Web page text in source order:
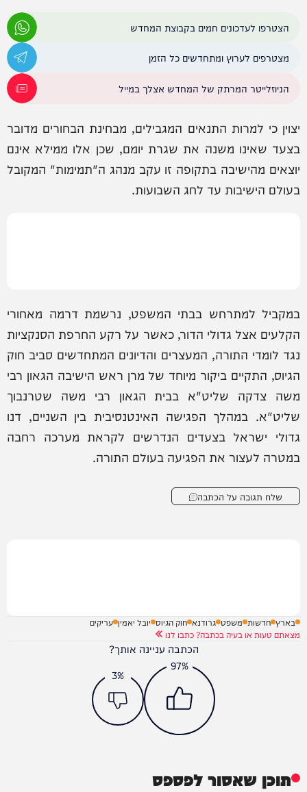
הצטרפו לעדכונים חמים בקבוצת המחדש
מצטרפים לערוץ ומתחדשים כל הזמן
הניוזלייטר המרתק של המחדש אצלך במייל
יצוין כי למרות התנאים המגבילים, מבחינת הבחורים מדובר
בצעד שאינו משנה את שגרת יומם, שכן אלו ממילא אינם
יוצאים מהישיבה בתקופה זו עקב מנהג ה"תמימות" המקובל
בעולם הישיבות עד לחג השבועות.
במקביל למתרחש בבתי המשפט, נרשמת דרמה מאחורי
הקלעים אצל גדולי הדור, כאשר על רקע החרפת הסנקציות
נגד לומדי התורה, המעצרים והדיונים המתחדשים סביב חוק
הגיוס, התקיים ביקור מיוחד של מרן ראש הישיבה הגאון רבי
משה צדקה שליט"א בבית הגאון רבי משה שטרנבוך
שליט"א. במהלך הפגישה האינטנסיבית בין השניים, דנו
גדולי ישראל בצעדים הנדרשים לקראת מערכה רחבה
במטרה לעצור את הפגיעה בעולם התורה.
שלח תגובה על הכתבה
בארץ חדשות משפט גרודנא חוק הגיוס יובל יאמין עריקים
מצאתם טעות או בעיה בכתבה? כתבו לנו
הכתבה עניינה אותך?
97%
3%
תוכן שאסור לפספס